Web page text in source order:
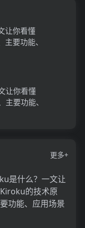
让你看懂
要功能、
让你看懂
要功能、
更多+